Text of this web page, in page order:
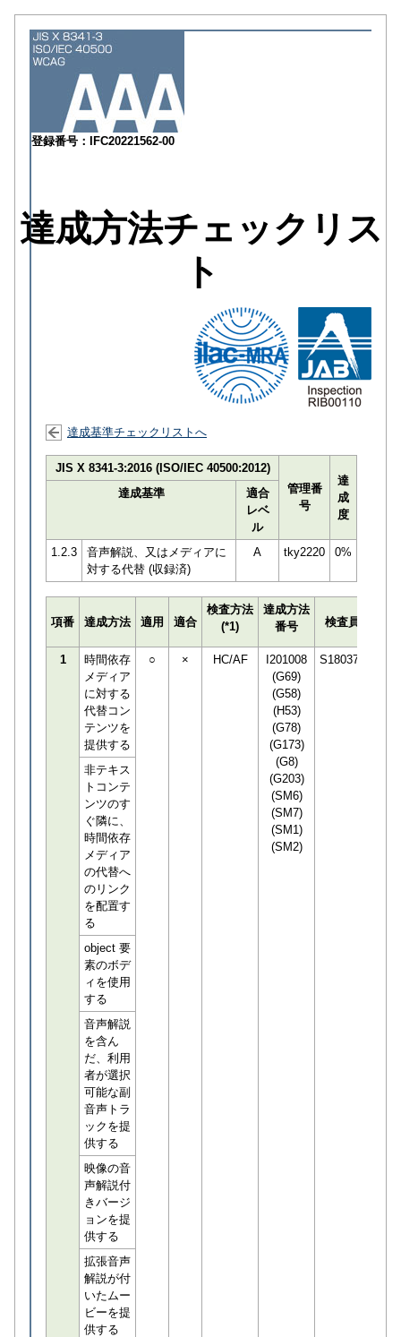
登録番号：IFC20221562-00
達成方法チェックリス
ト
達成基準チェックリストへ
JIS X 8341-3:2016 (ISO/IEC 40500:2012)
管理番
号
達
成
度
達成基準
適合
レベ
ル
1.2.3
音声解説、又はメディアに
対する代替 (収録済)
A tky2220 0%
項番 達成方法 適用 適合
検査方法
(*1)
達成方法
番号
検査員
1
時間依存
メディア
に対する
代替コン
テンツを
提供する
○ × HC/AF
I201008
(G69)
(G58)
(H53)
(G78)
(G173)
(G8)
(G203)
(SM6)
(SM7)
(SM1)
(SM2)
S180377
非テキス
トコンテ
ンツのす
ぐ隣に、
時間依存
メディア
の代替へ
のリンク
を配置す
る
object 要
素のボデ
ィを使用
する
音声解説
を含ん
だ、利用
者が選択
可能な副
音声トラ
ックを提
供する
映像の音
声解説付
きバージ
ョンを提
供する
拡張音声
解説が付
いたムー
ビーを提
供する